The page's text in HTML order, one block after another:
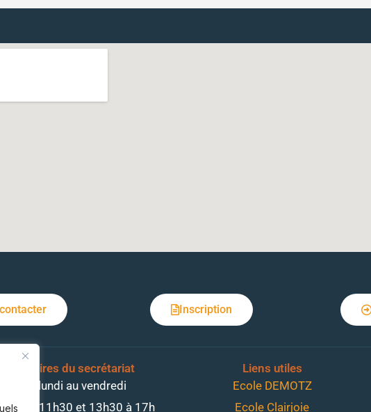
Inscription
Horaires du secrétariat
Du lundi au vendredi
à 11h30 et 13h30 à 17h
Liens utiles
Ecole DEMOTZ
Ecole Clairjoie